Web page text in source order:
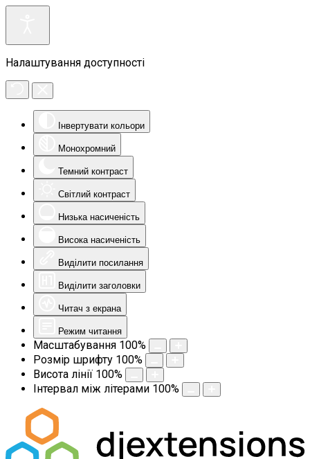
Налаштування доступності
Інвертувати кольори
Монохромний
Темний контраст
Світлий контраст
Низька насиченість
Висока насиченість
Виділити посилання
Виділити заголовки
Читач з екрана
Режим читання
Масштабування 100%
Розмір шрифту 100%
Висота лінії 100%
Інтервал між літерами 100%